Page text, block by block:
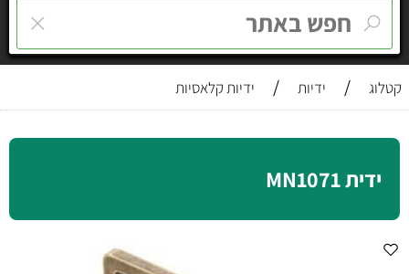
קטלוג / ידיות / ידיות קלאסיות
ידית MN1071